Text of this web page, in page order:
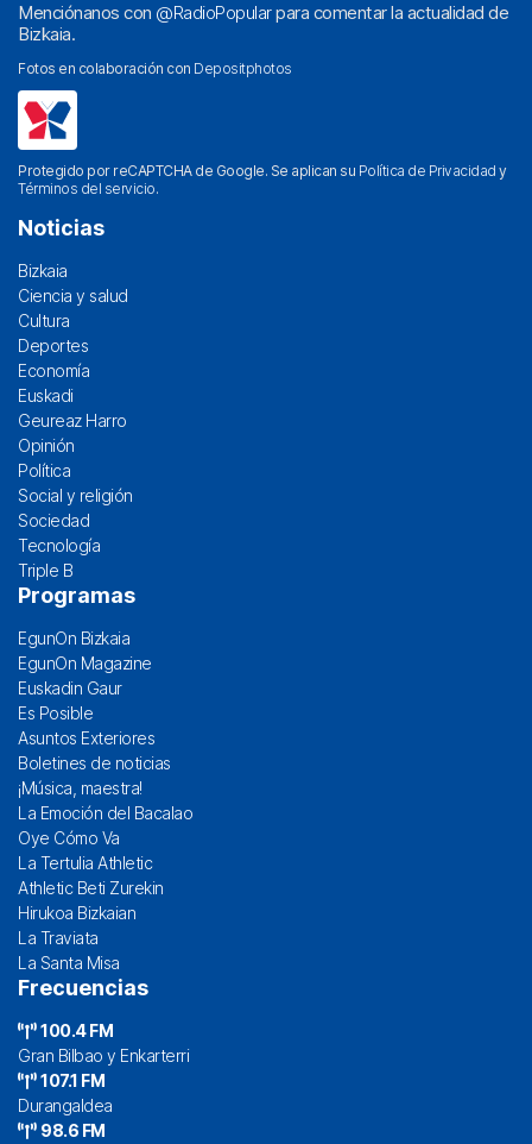
Menciónanos con @RadioPopularpara comentar la actualidad de
Bizkaia.
Fotos en colaboración con Depositphotos
Protegido por reCAPTCHA de Google. Se aplican su Política de Privacidad y
Términos del servicio.
Noticias
Bizkaia
Ciencia y salud
Cultura
Deportes
Economía
Euskadi
Geureaz Harro
Opinión
Política
Social y religión
Sociedad
Tecnología
Triple B
Programas
EgunOn Bizkaia
EgunOn Magazine
Euskadin Gaur
Es Posible
Asuntos Exteriores
Boletines de noticias
¡Música, maestra!
La Emoción del Bacalao
Oye Cómo Va
La Tertulia Athletic
Athletic Beti Zurekin
Hirukoa Bizkaian
La Traviata
La Santa Misa
Frecuencias
100.4 FM
Gran Bilbao y Enkarterri
107.1 FM
Durangaldea
98.6 FM